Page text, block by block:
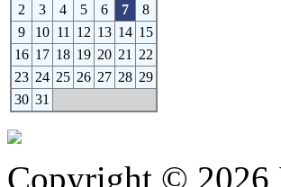
2
3 4 5 6 7
8
9
10 11 12 13 14 15
16 17 18 19 20 21
22
23 24 25 26 27 28 29
30 31
Copyright © 2026